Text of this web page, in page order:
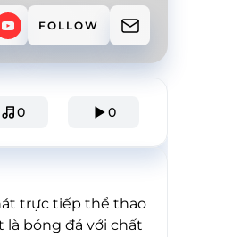
FOLLOW
0 0
trực tiếp thể thao
là bóng đá với chất